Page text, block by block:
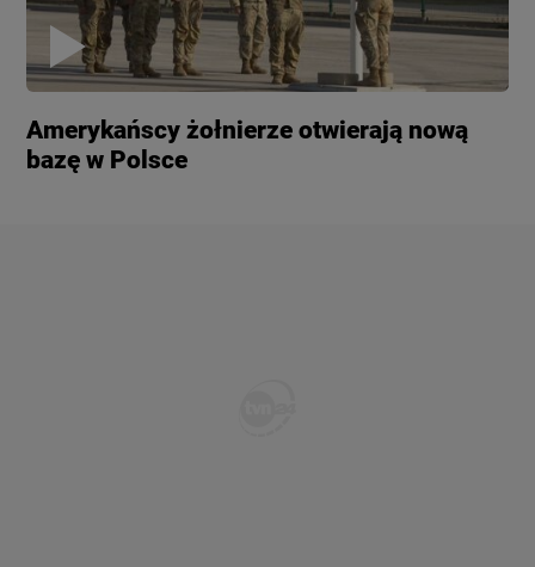
Amerykańscy żołnierze otwierają nową
bazę w Polsce